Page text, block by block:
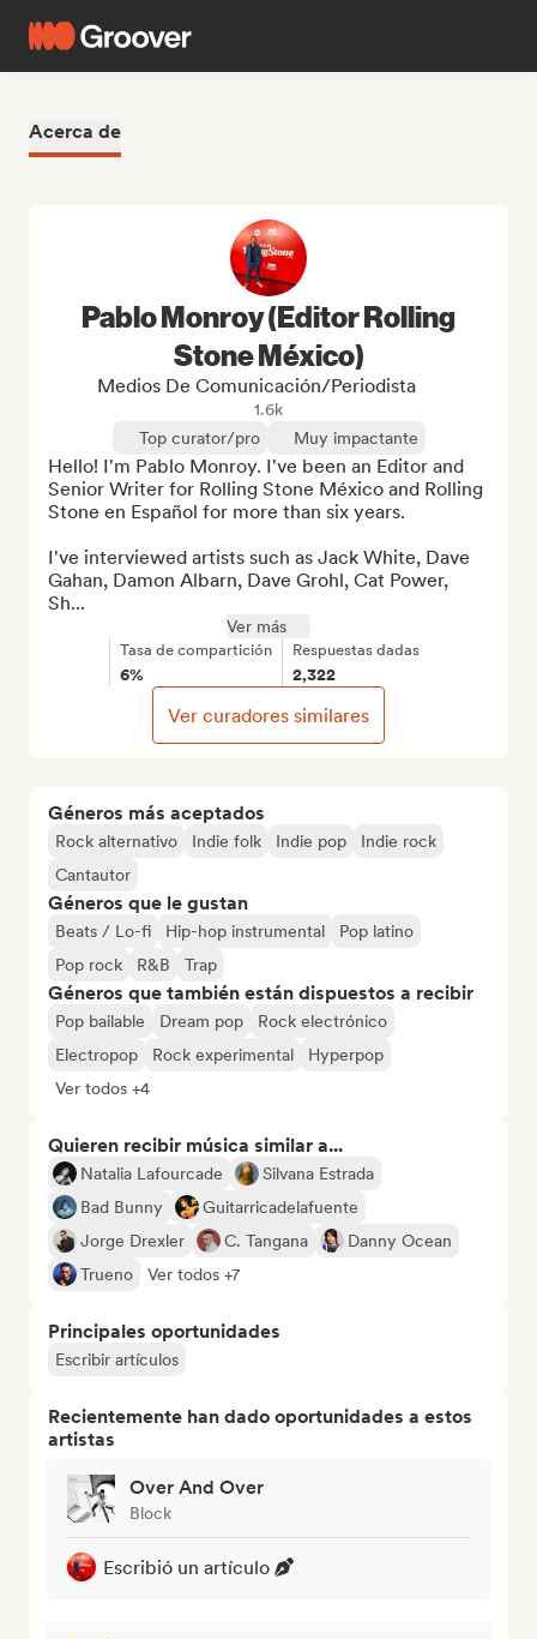
Acerca de
Géneros más aceptados
Rock alternativo Indie folk Indie pop
Indie rock
Cantautor
Géneros que le gustan
Beats / Lo-fi Hip-hop instrumental
Pop latino
Pop rock
R&B Trap
Géneros que también están dispuestos a recibir
Pop bailable Dream pop
Rock electrónico
Electropop
Rock experimental
Hyperpop
Ver todos +4
Quieren recibir música similar a...
Natalia Lafourcade
Silvana Estrada
Bad Bunny
Guitarricadelafuente
Jorge Drexler
C. Tangana
Danny Ocean
Trueno
Ver todos +7
Principales oportunidades
Escribir artículos
Recientemente han dado oportunidades a estos
artistas
Over And Over
Block
Escribió un artículo
Pablo Monroy (Editor Rolling
Stone México)
Medios De Comunicación/Periodista
1.6k
Top curator/pro
Muy impactante
Hello! I'm Pablo Monroy. I've been an Editor and
Senior Writer for Rolling Stone México and Rolling
Stone en Español for more than six years.
I've interviewed artists such as Jack White, Dave
Gahan, Damon Albarn, Dave Grohl, Cat Power,
Sh...
Ver más
Tasa de compartición
6%
Respuestas dadas
2,322
Ver curadores similares